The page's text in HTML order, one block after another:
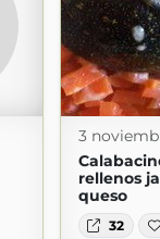
3
rellenos
queso
32